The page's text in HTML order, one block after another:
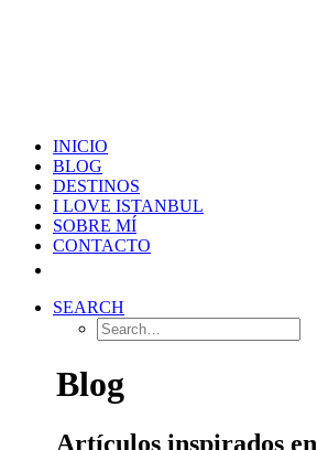
INICIO
BLOG
DESTINOS
I LOVE ISTANBUL
SOBRE MÍ
CONTACTO
SEARCH
Blog
Artículos inspirados en